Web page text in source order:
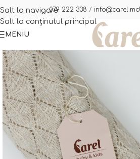
Salt la navigare
Salt la conținutul principal
079 222 338 / info@carel.md
MENIU